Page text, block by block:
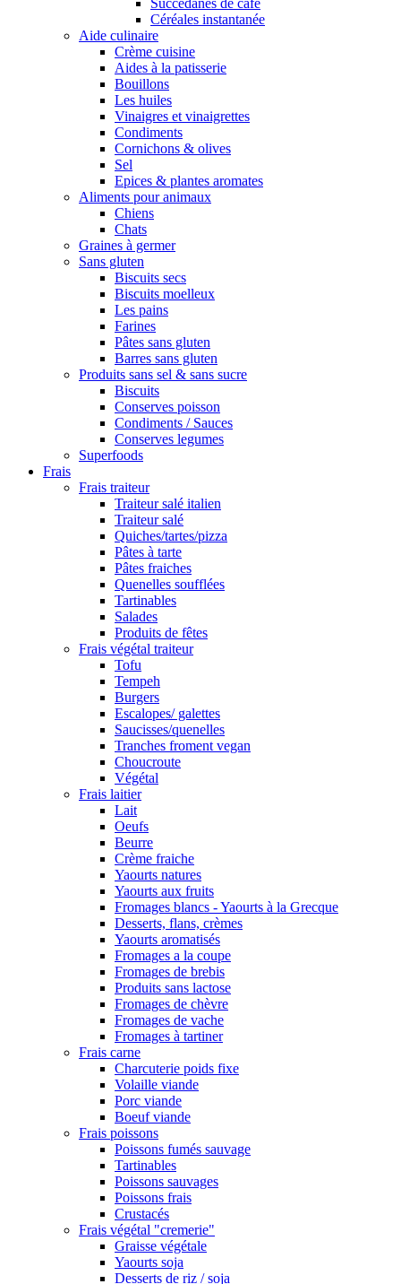
Succédanes de café
Céréales instantanée
Aide culinaire
Crème cuisine
Aides à la patisserie
Bouillons
Les huiles
Vinaigres et vinaigrettes
Condiments
Cornichons & olives
Sel
Epices & plantes aromates
Aliments pour animaux
Chiens
Chats
Graines à germer
Sans gluten
Biscuits secs
Biscuits moelleux
Les pains
Farines
Pâtes sans gluten
Barres sans gluten
Produits sans sel & sans sucre
Biscuits
Conserves poisson
Condiments / Sauces
Conserves legumes
Superfoods
Frais
Frais traiteur
Traiteur salé italien
Traiteur salé
Quiches/tartes/pizza
Pâtes à tarte
Pâtes fraiches
Quenelles soufflées
Tartinables
Salades
Produits de fêtes
Frais végétal traiteur
Tofu
Tempeh
Burgers
Escalopes/ galettes
Saucisses/quenelles
Tranches froment vegan
Choucroute
Végétal
Frais laitier
Lait
Oeufs
Beurre
Crème fraiche
Yaourts natures
Yaourts aux fruits
Fromages blancs - Yaourts à la Grecque
Desserts, flans, crèmes
Yaourts aromatisés
Fromages a la coupe
Fromages de brebis
Produits sans lactose
Fromages de chèvre
Fromages de vache
Fromages à tartiner
Frais carne
Charcuterie poids fixe
Volaille viande
Porc viande
Boeuf viande
Frais poissons
Poissons fumés sauvage
Tartinables
Poissons sauvages
Poissons frais
Crustacés
Frais végétal "cremerie"
Graisse végétale
Yaourts soja
Desserts de riz / soja